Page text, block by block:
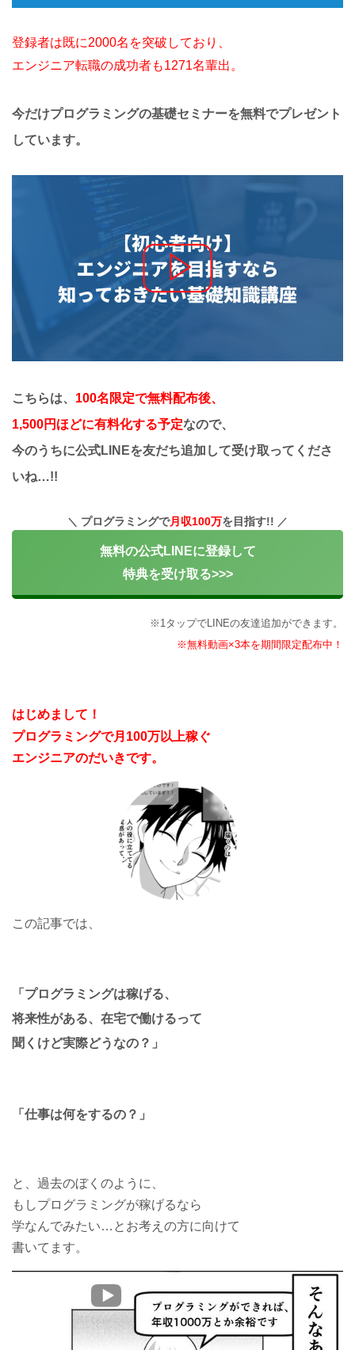
登録者は既に2000名を突破しており、
エンジニア転職の成功者も1271名輩出。
今だけプログラミングの基礎セミナーを無料でプレゼント
しています。
こちらは、 100名限定で無料配布後、
1,500円ほどに有料化する予定なので、
今のうちに公式LINEを友だち追加して受け取ってくださ
いね…!!
プログラミングで月収100万を目指す!!
無料の公式LINEに登録して
特典を受け取る>>>
※1タップでLINEの友達追加ができます。
※無料動画×3本を期間限定配布中！
はじめまして！
プログラミングで月100万以上稼ぐ
エンジニアのだいきです。
この記事では、
「プログラミングは稼げる、
将来性がある、在宅で働けるって
聞くけど実際どうなの？」
「仕事は何をするの？」
と、過去のぼくのように、
もしプログラミングが稼げるなら
学なんでみたい…とお考えの方に向けて
書いてます。